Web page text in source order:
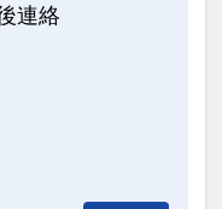
連絡